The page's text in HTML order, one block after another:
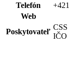
Telefón
Web
Poskytovateľ
IČO